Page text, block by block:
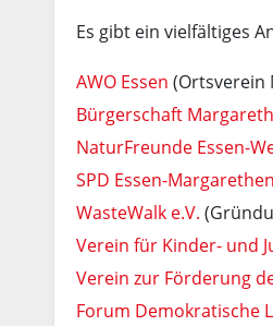
Es gibt ein vielfältiges
AWO Essen (Ortsverein
Bürgerschaft
NaturFreunde Essen-
SPD Essen-
WasteWalk e.V.
Verein für Kinder- und
Verein zur Förderung
Forum Demokratische